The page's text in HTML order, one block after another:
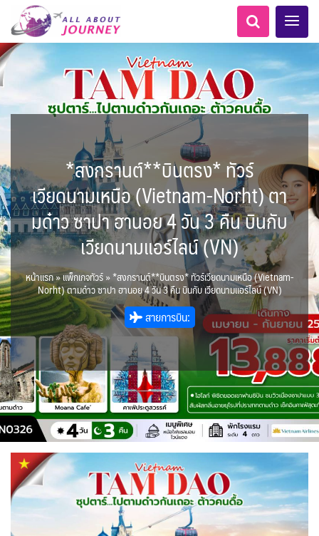
เอเชียกลาง 6 LKA ศรีลังกา
AFG อัฟกานิสถาน 0
LKA ศรีลังกา + BGD บังคลา
ศ
0
BTN ภูฏาน 2
BRN บรูไน 0
KHM กัมพูชา 0 จีน 283
HKG ฮ่องกง - มาเก๊า 10 IND อินเดีย 21
IDN อินโดนีเซีย 3 IRQ อิรัก
IRN อิหร่าน
ISR อิสราเอล 0 JPN ญี่ปุ่น 70
JOR จอร์แดน 4 KAZ คาซัคสถาน 19
KORS เกาหลีใต้ KGZ คีร์กีซสถาน 4
LAO ลาว 0 LBN เลบานอน 0
MYS มาเลเซีย 0 MDV มัลดีฟส์
MNG มองโกเลีย MMR เมียนมาร์
NPL เนปาล OMN โอมาน 0
PAK ปากีสถาน 8
SAU ซาอุดิอาระเบีย 1
แอลเบเนีย - Albania 0 Balkan บอลข่าน 1
สวิตเซอร์แลนด์ เยอรมนี
ฝรั่งเศส
1
MNE มอนเตเนโกร 1 ล่าแสงเหนือ-ใต้ 11
Baltic บอลติก 4 ยุโรปตะวันออก 12
ยุโรปราคาถูก 1
ออสเตรีย - Austria 3 AZE อาเซอร์ไบจาน
BLR เบลารุส 0 BIH บอสเนีย & เฮอร์เซโกวีนา
BEL เบลเยี่ยม 0 HRV โครเอเชีย 3
CYP ไซปรัส 0 DNK เดนมาร์ก 2
CZE เช็ก 0 FIN ฟินแลนด์ 3
FRO หมู่เกาะแฟโร 2 FRA ฝรั่งเศส 1
GEO จอร์เจีย 10 DEU เยอรมนี 3
GRL กรีนแลนด์ 3 GRC กรีซ 1
ISL ไอซ์แลนด์ 4 ITA อิตาลี 9
MDA มอลโดวา 0 MLT มอลต้า 1
อเมริกาใต้ 8 อเมริกากลาง
ARG อาร์เจนตินา 3
CUB คิวบา 0 CAN แคนาดา 3
CHL ชิลี 3 ECU เอกวาดอร์ 0
USA สหรัฐอเมริกา 6
บราซิล เปรู 3
เม็กซิโก คิวบา 1 อเมริกา แคนาดา 1
ทัวร์ ล่องเรือสำราญอลาสก้า
1
ทัวร์ ล่องเรือสำราญยุโรป 5
ทัวร์ ล่องเรือสำราญอเมริกา
1
ทัวร์ ล่องเรือสำราญเอเชีย 0
ทัวร์ ล่องเรือสำราญประเท
ศอื่นๆ
4
แทนซาเนีย - Tanzania 2 ไมโครนีเซีย - Micronesia 1
เคนย่า - Kenya 2
โมร็อคโค - Morocco 6 นิวซีแลนด์ - New Zealand
11
นามิเบีย - Namibia 1 ขั้วโลกเหนือ 2
ตูนีเซีย - Tunisia 1 เกาะโบราโบร่า - Bora Bora
0
ขั้วโลกใต้ 2 แอฟริกาใต้ - South Africa
แอลจีเรีย - Algeria 0 ออสเตรเลีย - Australia 18
ทัวร์ อันซีน ประเทศแปลก 31 ลิเบีย - Libya 1
บราซิล - Brazil 0
อียิปต์ - Egypt 11 เอธิโอเปีย - Ethiopia 0
เรือรอบกลางวัน กทม. 2 ล่องเรือดินเนอร์ วันวาเลนไทน์
22
ล่องเรือดินเนอร์วันลอยกระทง
21
ล่องเรือดินเนอร์วันปีใหม่
ล่องเรือดินเนอร์แม่น้ำ
เจ้าพระยา
34
ล่องเรือโปรแกรมอยุธยา 9
ล่องเรือ รอบ Sunset 14
ล่องเรือเหมาลำ / เหมาชั้น /
อยอร์ช / Speed Boat ส่วนตัวทั่ว
ะเทศ
255
เรือยอร์ช / Speed Boat ฯลฯ
บ Join ทั่วประเทศ
72
ตั๋วเรือ Hop-on Hop-off 0 ตั๋วสวนสนุก 0
บุฟเฟต์โรงแรม/ร้านอาหาร 2 บุฟเฟต์ใบหยก 7
ไทยบัสฟู้ดทัวร์ 1
โปรแกรมทัวร์ทั่วไทย 0 แต่งชุดไทยถ่ายรูปวัดอรุณฯ
1
พิเศษ! ล่องเรือเทศกาลชมพลุ
ยา
1
ห้องพักราคาพิเศษ 3
ข่าวที่น่าสนใจ
ความรู้ทั่วไป
สถานที่ท่องเที่ยว
*สงกรานต์**บินตรง* ทัวร์
เวียดนามเหนือ (Vietnam-Norht) ตา
มด๋าว ซาปา ฮานอย 4 วัน 3 คืน บินกับ
เวียดนามแอร์ไลน์ (VN)
หน้าแรก»แพ็กเกจทัวร์»*สงกรานต์**บินตรง* ทัวร์เวียดนามเหนือ (Vietnam-
Norht) ตามด๋าว ซาปา ฮานอย 4 วัน 3 คืน บินกับ เวียดนามแอร์ไลน์ (VN)
สายการบิน: